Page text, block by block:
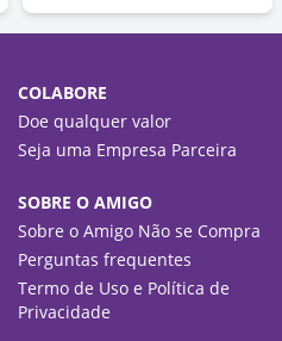
COLABORE
Doe qualquer valor
Seja uma Empresa Parceira
SOBRE O AMIGO
Sobre o Amigo Não se Compra
Perguntas frequentes
Termo de Uso e Política de
Privacidade